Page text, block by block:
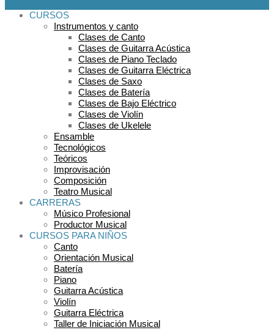
CURSOS
Instrumentos y canto
Clases de Canto
Clases de Guitarra Acústica
Clases de Piano Teclado
Clases de Guitarra Eléctrica
Clases de Saxo
Clases de Batería
Clases de Bajo Eléctrico
Clases de Violín
Clases de Ukelele
Ensamble
Tecnológicos
Teóricos
Improvisación
Composición
Teatro Musical
CARRERAS
Músico Profesional
Productor Musical
CURSOS PARA NIÑOS
Canto
Orientación Musical
Batería
Piano
Guitarra Acústica
Violín
Guitarra Eléctrica
Taller de Iniciación Musical